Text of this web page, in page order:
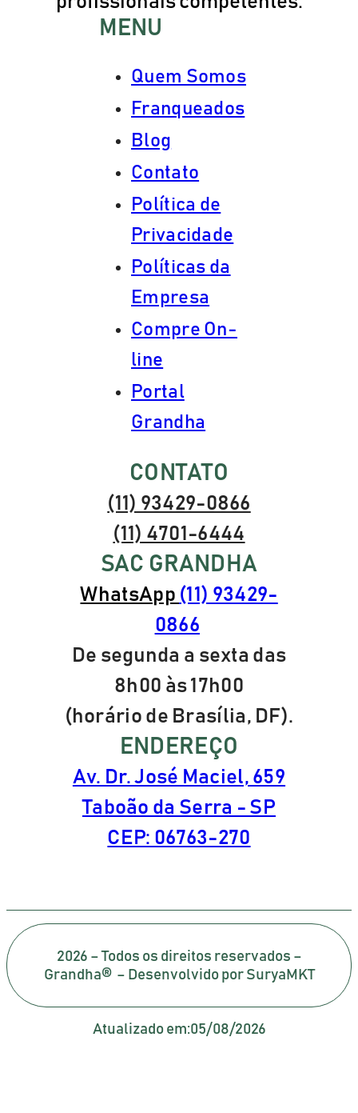
MENU
Quem Somos
Franqueados
Blog
Contato
Política de
Privacidade
Políticas da
Empresa
Compre On-
line
Portal
Grandha
CONTATO
(11) 93429-0866
(11) 4701-6444
SAC GRANDHA
WhatsApp (11) 93429-
0866
De segunda a sexta das
8h00 às 17h00
(horário de Brasília, DF).
ENDEREÇO
Av. Dr. José Maciel, 659
Taboão da Serra - SP
CEP: 06763-270
2026 – Todos os direitos reservados –
Grandha® – Desenvolvido por SuryaMKT
Atualizado em:05/08/2026